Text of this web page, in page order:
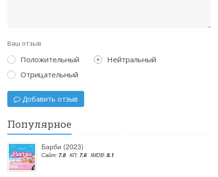
Ваш отзыв
Положительный
Нейтральный
Отрицательный
Добавить отзыв
Популярное
Барби (2023)
Сайт: 7.8 КП: 7.6 IMDB: 8.1